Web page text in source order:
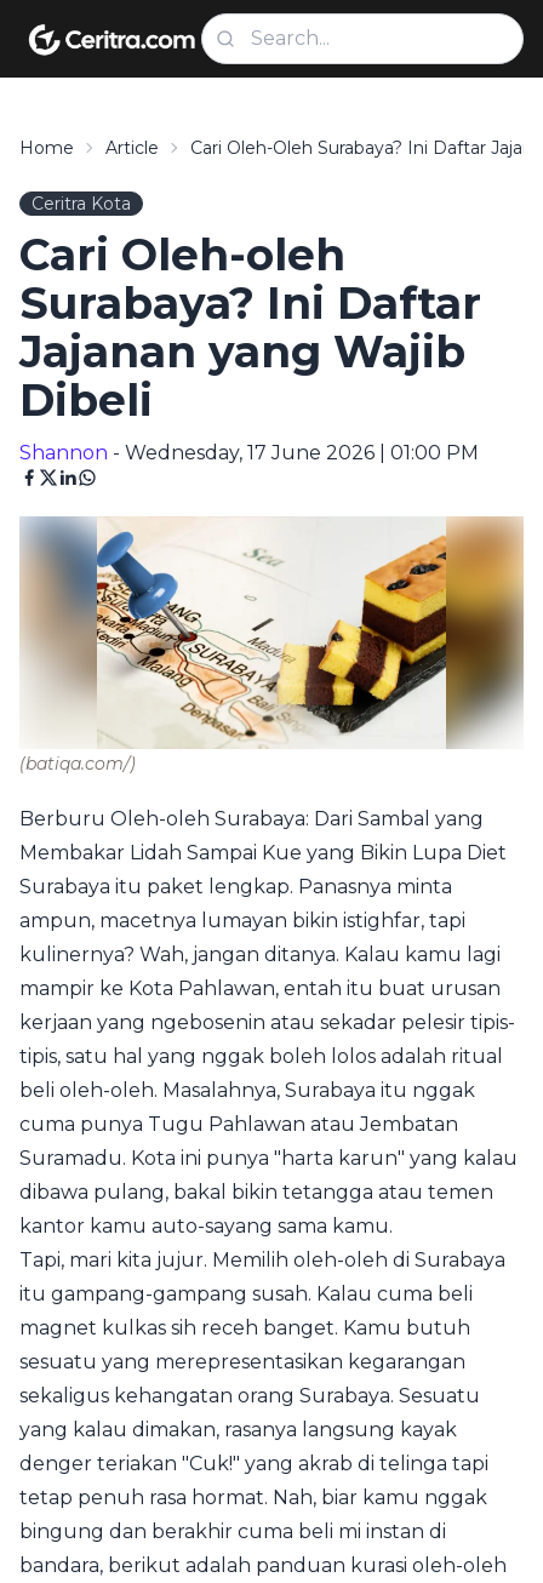
Home Article Cari Oleh-Oleh Surabaya? Ini Daftar
Ceritra Kota
Cari Oleh-oleh
Surabaya? Ini Daftar
Jajanan yang Wajib
Dibeli
Shannon - Wednesday, 17 June 2026 | 01:00 PM
(batiqa.com/)
Berburu Oleh-oleh Surabaya: Dari Sambal yang
Membakar Lidah Sampai Kue yang Bikin Lupa Diet
Surabaya itu paket lengkap. Panasnya minta
ampun, macetnya lumayan bikin istighfar, tapi
kulinernya? Wah, jangan ditanya. Kalau kamu lagi
mampir ke Kota Pahlawan, entah itu buat urusan
kerjaan yang ngebosenin atau sekadar pelesir tipis-
tipis, satu hal yang nggak boleh lolos adalah ritual
beli oleh-oleh. Masalahnya, Surabaya itu nggak
cuma punya Tugu Pahlawan atau Jembatan
Suramadu. Kota ini punya "harta karun" yang kalau
dibawa pulang, bakal bikin tetangga atau temen
kantor kamu auto-sayang sama kamu.
Tapi, mari kita jujur. Memilih oleh-oleh di Surabaya
itu gampang-gampang susah. Kalau cuma beli
magnet kulkas sih receh banget. Kamu butuh
sesuatu yang merepresentasikan kegarangan
sekaligus kehangatan orang Surabaya. Sesuatu
yang kalau dimakan, rasanya langsung kayak
denger teriakan "Cuk!" yang akrab di telinga tapi
tetap penuh rasa hormat. Nah, biar kamu nggak
bingung dan berakhir cuma beli mi instan di
bandara, berikut adalah panduan kurasi oleh-oleh